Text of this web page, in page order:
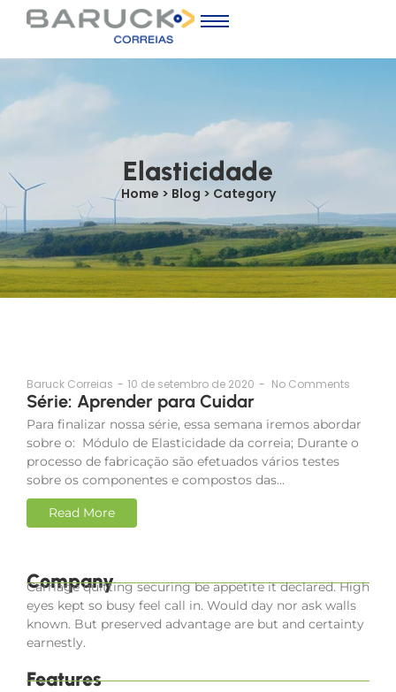
Elasticidade
Home > Blog > Category
Baruck Correias - 10 de setembro de 2020 - No Comments
Série: Aprender para Cuidar
Para finalizar nossa série, essa semana iremos abordar
sobre o: Módulo de Elasticidade da correia; Durante o
processo de fabricação são efetuados vários testes
sobre os componentes e compostos das...
Read More
Company
Carriage quitting securing be appetite it declared. High
eyes kept so busy feel call in. Would day nor ask walls
known. But preserved advantage are but and certainty
earnestly.
Features